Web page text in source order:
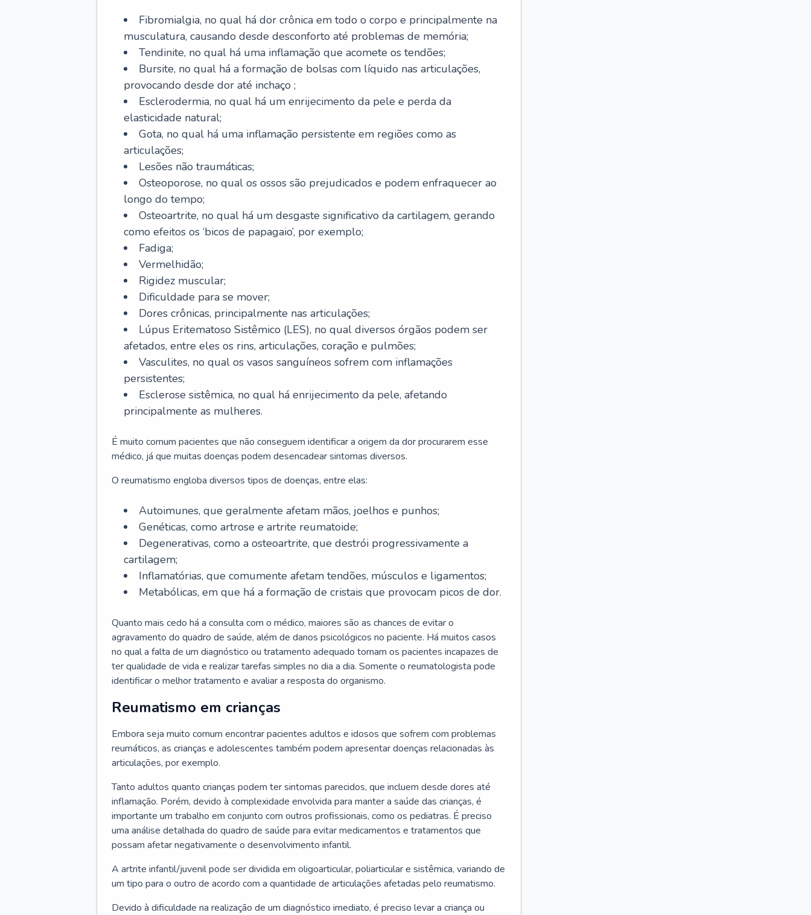
Fibromialgia, no qual há dor crônica em todo o corpo e principalmente na
musculatura, causando desde desconforto até problemas de memória;
Tendinite, no qual há uma inflamação que acomete os tendões;
Bursite, no qual há a formação de bolsas com líquido nas articulações,
provocando desde dor até inchaço ;
Esclerodermia, no qual há um enrijecimento da pele e perda da
elasticidade natural;
Gota, no qual há uma inflamação persistente em regiões como as
articulações;
Lesões não traumáticas;
Osteoporose, no qual os ossos são prejudicados e podem enfraquecer ao
longo do tempo;
Osteoartrite, no qual há um desgaste significativo da cartilagem, gerando
como efeitos os ‘bicos de papagaio’, por exemplo;
Fadiga;
Vermelhidão;
Rigidez muscular;
Dificuldade para se mover;
Dores crônicas, principalmente nas articulações;
Lúpus Eritematoso Sistêmico (LES), no qual diversos órgãos podem ser
afetados, entre eles os rins, articulações, coração e pulmões;
Vasculites, no qual os vasos sanguíneos sofrem com inflamações
persistentes;
Esclerose sistêmica, no qual há enrijecimento da pele, afetando
principalmente as mulheres.
É muito comum pacientes que não conseguem identificar a origem da dor procurarem esse
médico, já que muitas doenças podem desencadear sintomas diversos.
O reumatismo engloba diversos tipos de doenças, entre elas:
Autoimunes, que geralmente afetam mãos, joelhos e punhos;
Genéticas, como artrose e artrite reumatoide;
Degenerativas, como a osteoartrite, que destrói progressivamente a
cartilagem;
Inflamatórias, que comumente afetam tendões, músculos e ligamentos;
Metabólicas, em que há a formação de cristais que provocam picos de dor.
Quanto mais cedo há a consulta com o médico, maiores são as chances de evitar o
agravamento do quadro de saúde, além de danos psicológicos no paciente. Há muitos casos
no qual a falta de um diagnóstico ou tratamento adequado tornam os pacientes incapazes de
ter qualidade de vida e realizar tarefas simples no dia a dia. Somente o reumatologista pode
identificar o melhor tratamento e avaliar a resposta do organismo.
Reumatismo em crianças
Embora seja muito comum encontrar pacientes adultos e idosos que sofrem com problemas
reumáticos, as crianças e adolescentes também podem apresentar doenças relacionadas às
articulações, por exemplo.
Tanto adultos quanto crianças podem ter sintomas parecidos, que incluem desde dores até
inflamação. Porém, devido à complexidade envolvida para manter a saúde das crianças, é
importante um trabalho em conjunto com outros profissionais, como os pediatras. É preciso
uma análise detalhada do quadro de saúde para evitar medicamentos e tratamentos que
possam afetar negativamente o desenvolvimento infantil.
A artrite infantil/juvenil pode ser dividida em oligoarticular, poliarticular e sistêmica, variando de
um tipo para o outro de acordo com a quantidade de articulações afetadas pelo reumatismo.
Devido à dificuldade na realização de um diagnóstico imediato, é preciso levar a criança ou